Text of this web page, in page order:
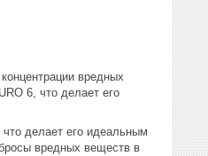
вредных
6, что делает его
что делает его идеальным
вредных веществ в